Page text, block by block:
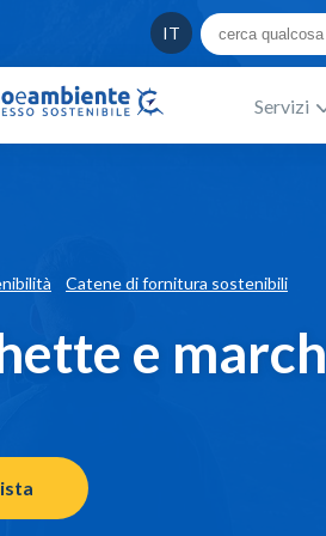
IT
Servizi
Catene di fornitura sostenibili
e